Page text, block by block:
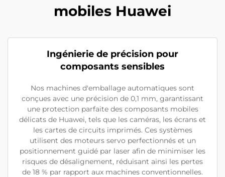
mobiles Huawei
Ingénierie de précision pour
composants sensibles
Nos machines d'emballage automatiques sont
conçues avec une précision de 0,1 mm, garantissant
une protection parfaite des composants mobiles
délicats de Huawei, tels que les caméras, les écrans et
les cartes de circuits imprimés. Ces systèmes
utilisent des moteurs servo perfectionnés et un
positionnement guidé par laser afin de minimiser les
risques de désalignement, réduisant ainsi les pertes
de 18 % par rapport aux machines conventionnelles.